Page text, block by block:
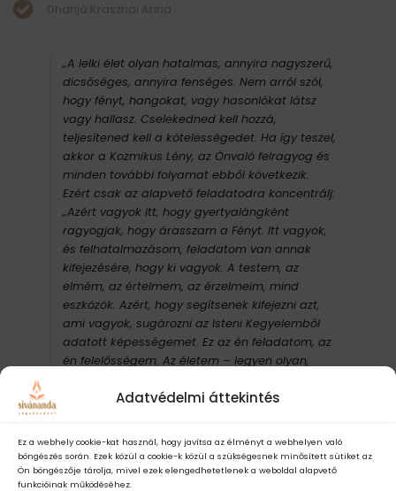
Adatvédelmi áttekintés
Ez a webhely cookie-kat használ, hogy javítsa az élményt a webhelyen való
böngészés során. Ezek közül a cookie-k közül a szükségesnek minősített sütiket az
Ön böngészője tárolja, mivel ezek elengedhetetlenek a weboldal alapvető
funkcióinak működéséhez.
Dhanjá Krasznai Anna
„A lelki élet olyan hatalmas, annyira nagyszerű,
dicsőséges, annyira fenséges. Nem arról szól,
hogy fényt, hangokat, vagy hasonlókat látsz
vagy hallasz. Cselekedned kell hozzá,
teljesítened kell a kötelességedet. Ha így teszel,
akkor a Kozmikus Lény, az Önvaló felragyog és
minden további folyamat ebből következik.
Ezért csak az alapvető feladatodra koncentrálj:
„Azért vagyok itt, hogy gyertyalángként
ragyogjak, hogy árasszam a Fényt. Itt vagyok,
és felhatalmazásom, feladatom van annak
kifejezésére, hogy ki vagyok. A testem, az
elmém, az értelmem, az érzelmeim, mind
eszközök. Azért, hogy segítsenek kifejezni azt,
ami vagyok, sugározni az Isteni Kegyelemből
adatott képességemet. Ez az én feladatom, az
én felelősségem. Az életem – legyen olyan,
valóságot, az igazságot gondolataimban,
fejlesztése, napról napra erősebbé,
fényesebbé, ragyogóbbá és tündöklőbbé